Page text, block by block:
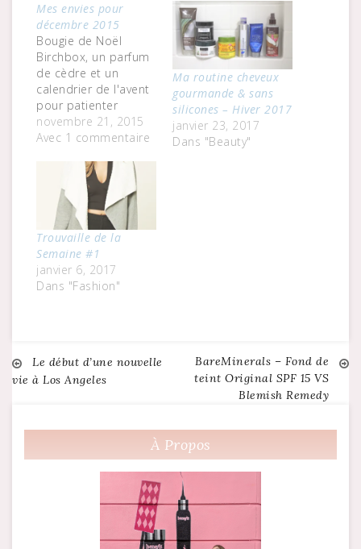
Mes envies pour
décembre 2015
Bougie de Noël
Birchbox, un parfum
de cèdre et un
calendrier de l'avent
pour patienter
jusqu'au 25, j'adore
l'idée !Le blond
Orellana, coloriste au
Salon Republic de
Los Angeles. Une
couleur réalisée à
l'aide d'Olaplex, un
produit
révolutionnaire pour
décolorer les
novembre 21, 2015
Avec 1 commentaire
Ma routine cheveux
gourmande & sans
silicones – Hiver 2017
janvier 23, 2017
Dans "Beauty"
Trouvaille de la
Semaine #1
janvier 6, 2017
Dans "Fashion"
Navigation
Le début d’une nouvelle
vie à Los Angeles
BareMinerals – Fond de
teint Original SPF 15 VS
Blemish Remedy
À Propos